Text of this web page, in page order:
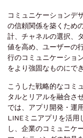
コミュニケーションデ
の信頼関係を築くため
計、チャネルの選択、
値を高め、ユーザーの
行のコミュニケーショ
をより強固なものにで
こうした戦略的なコミ
タルとリアルを融合さ
では、アプリ開発・運
LINEミニアプリを活用
し、企業のコミュニケ